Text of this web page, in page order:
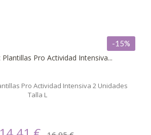
Pro Actividad Intensiva...
-15%